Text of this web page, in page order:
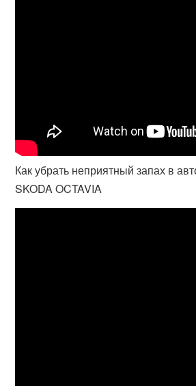
Как убрать неприятный запах в
SKODA OCTAVIA